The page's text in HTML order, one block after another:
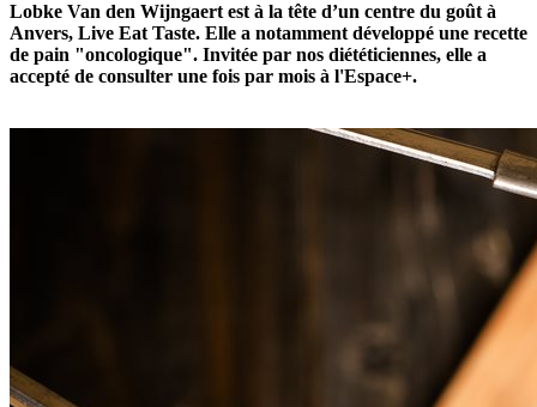
Lobke Van den Wijngaert est à la tête d’un centre du goût à
Anvers, Live Eat Taste. Elle a notamment développé une recette
de pain "oncologique". Invitée par nos diététiciennes, elle a
accepté de consulter une fois par mois à l'Espace+.